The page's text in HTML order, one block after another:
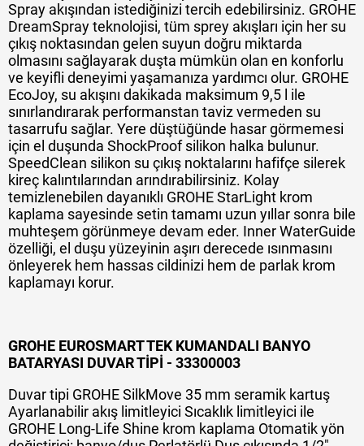
Spray akışından istediğinizi tercih edebilirsiniz. GROHE
DreamSpray teknolojisi, tüm sprey akışları için her su
çıkış noktasından gelen suyun doğru miktarda
olmasını sağlayarak duşta mümkün olan en konforlu
ve keyifli deneyimi yaşamanıza yardımcı olur. GROHE
EcoJoy, su akışını dakikada maksimum 9,5 l ile
sınırlandırarak performanstan taviz vermeden su
tasarrufu sağlar. Yere düştüğünde hasar görmemesi
için el duşunda ShockProof silikon halka bulunur.
SpeedClean silikon su çıkış noktalarını hafifçe silerek
kireç kalıntılarından arındırabilirsiniz. Kolay
temizlenebilen dayanıklı GROHE StarLight krom
kaplama sayesinde setin tamamı uzun yıllar sonra bile
muhteşem görünmeye devam eder. Inner WaterGuide
özelliği, el duşu yüzeyinin aşırı derecede ısınmasını
önleyerek hem hassas cildinizi hem de parlak krom
kaplamayı korur.
GROHE EUROSMART TEK KUMANDALI BANYO
BATARYASI DUVAR TİPİ - 33300003
Duvar tipi GROHE SilkMove 35 mm seramik kartuş
Ayarlanabilir akış limitleyici Sıcaklık limitleyici ile
GROHE Long-Life Shine krom kaplama Otomatik yön